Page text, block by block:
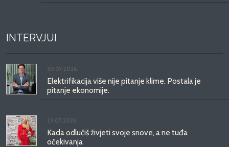
INTERVJUI
30.07.2026.
Elektrifikacija više nije pitanje klime. Postala je
pitanje ekonomije.
29.07.2026.
Kada odlučiš živjeti svoje snove, a ne tuđa
očekivanja